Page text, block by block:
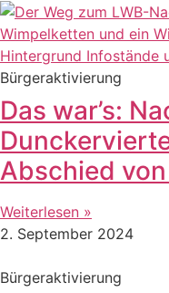
Bürgeraktivierung
Das war’s:
Abschied von
Weiterlesen »
2. September 2024
Bürgeraktivierung